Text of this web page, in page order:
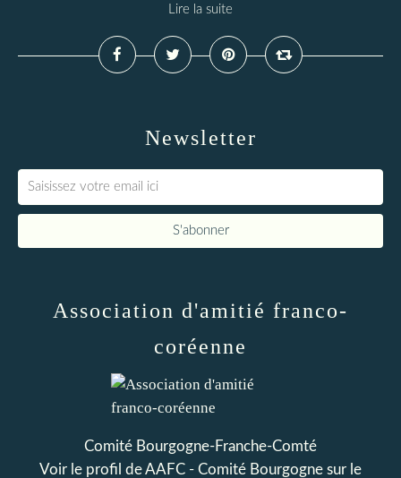
Lire la suite
Newsletter
Association d'amitié franco-
coréenne
Comité Bourgogne-Franche-Comté
Voir le profil deAAFC - Comité Bourgogne sur le